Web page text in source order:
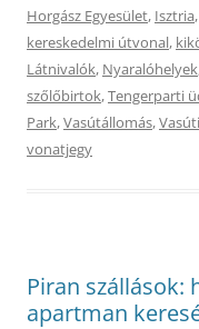
Horgász Egyesület, Isztria,
kereskedelmi útvonal,
Látnivalók, Nyaralóhelyek
szőlőbirtok,Tengerparti
Park,Vasútállomás,
vonatjegy
Piran szállások:
apartman